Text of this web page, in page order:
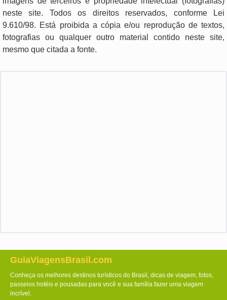
neste site. Todos os direitos reservados, conforme Lei
9.610/98. Está proibida a cópia e/ou reprodução de textos,
fotografias ou qualquer outro material contido neste site,
mesmo que citada a fonte.
GuiaViagensBrasil.com
Conheça os melhores destinos turísticos do Brasil, dicas de viagem, fotos,
passeios hotéis e pousadas para você e sua família fazer uma viagem
incrível.